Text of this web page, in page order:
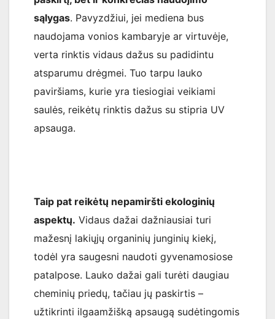
sąlygas. Pavyzdžiui, jei mediena bus
naudojama vonios kambaryje ar virtuvėje,
verta rinktis vidaus dažus su padidintu
atsparumu drėgmei. Tuo tarpu lauko
paviršiams, kurie yra tiesiogiai veikiami
saulės, reikėtų rinktis dažus su stipria UV
apsauga.
Taip pat reikėtų nepamiršti ekologinių
aspektų. Vidaus dažai dažniausiai turi
mažesnį lakiųjų organinių junginių kiekį,
todėl yra saugesni naudoti gyvenamosiose
patalpose. Lauko dažai gali turėti daugiau
cheminių priedų, tačiau jų paskirtis –
užtikrinti ilgaamžišką apsaugą sudėtingomis